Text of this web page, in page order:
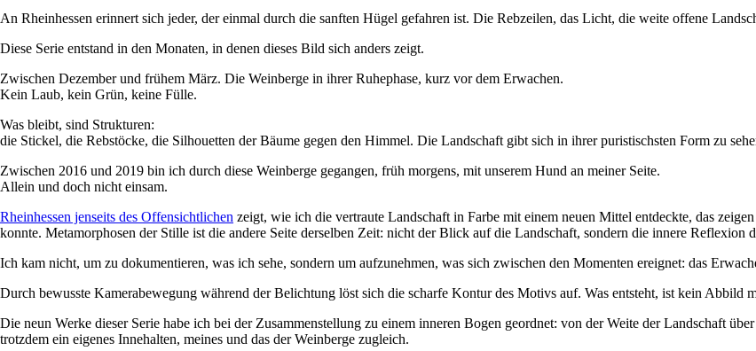
An Rheinhessen erinnert sich jeder, der einmal durch die sanften Hügel gefahren ist. Die Rebzeilen, das Licht, die weite offene
Diese Serie entstand in den Monaten, in denen dieses Bild sich anders zeigt.
Zwischen Dezember und frühem März. Die Weinberge in ihrer Ruhephase, kurz vor dem Erwachen.
Kein Laub, kein Grün, keine Fülle.
Was bleibt, sind Strukturen:
die Stickel, die Rebstöcke, die Silhouetten der Bäume gegen den Himmel. Die Landschaft gibt sich in ihrer puristischsten Form zu
Zwischen 2016 und 2019 bin ich durch diese Weinberge gegangen, früh morgens, mit unserem Hund an meiner Seite.
Allein und doch nicht einsam.
Rheinhessen jenseits des Offensichtlichen zeigt, wie ich die vertraute Landschaft in Farbe mit einem neuen Mittel entdeckte, das
konnte. Metamorphosen der Stille ist die andere Seite derselben Zeit: nicht der Blick auf die Landschaft, sondern die innere Reflexion
Ich kam nicht, um zu dokumentieren, was ich sehe, sondern um aufzunehmen, was sich zwischen den Momenten ereignet: das
Durch bewusste Kamerabewegung während der Belichtung löst sich die scharfe Kontur des Motivs auf. Was entsteht, ist kein Abbild
Die neun Werke dieser Serie habe ich bei der Zusammenstellung zu einem inneren Bogen geordnet: von der Weite der Landschaft
trotzdem ein eigenes Innehalten, meines und das der Weinberge zugleich.